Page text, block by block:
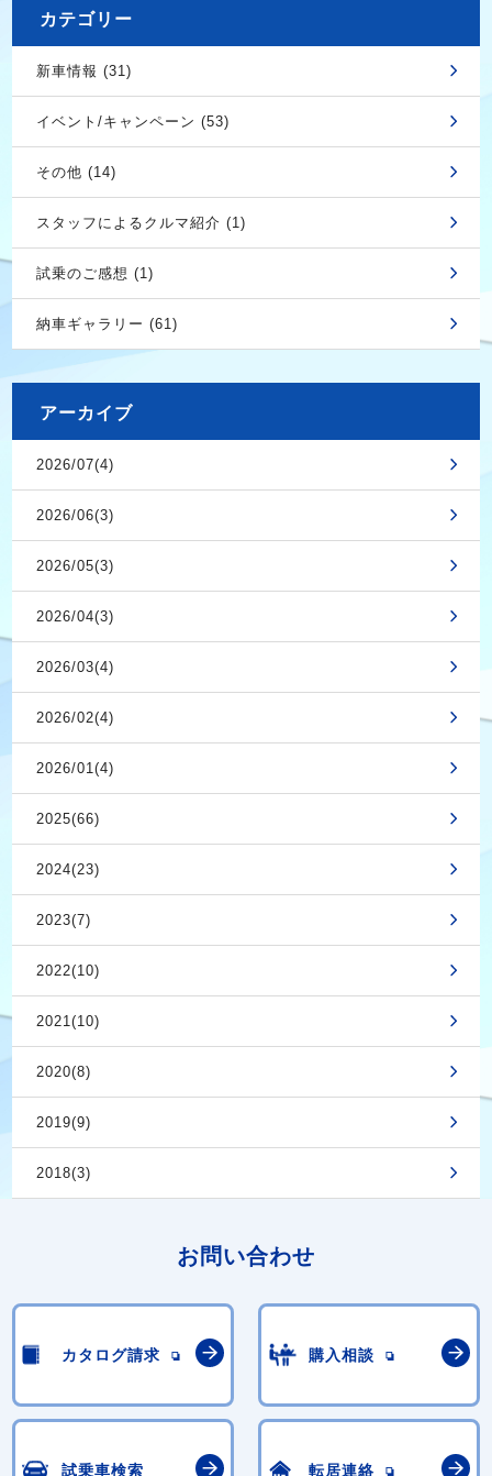
カテゴリー
新車情報 (31)
イベント/キャンペーン (53)
その他 (14)
スタッフによるクルマ紹介 (1)
試乗のご感想 (1)
納車ギャラリー (61)
アーカイブ
2026/07(4)
2026/06(3)
2026/05(3)
2026/04(3)
2026/03(4)
2026/02(4)
2026/01(4)
2025(66)
2024(23)
2023(7)
2022(10)
2021(10)
2020(8)
2019(9)
2018(3)
お問い合わせ
カタログ請求 購入相談
試乗車検索 転居連絡